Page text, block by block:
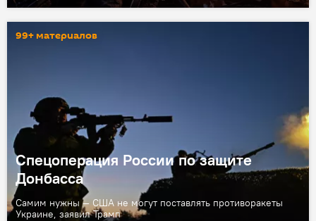
99+ материалов
Спецоперация России по защите
Донбасса
Самим нужны — США не могут поставлять противоракеты
Украине, заявил Трамп